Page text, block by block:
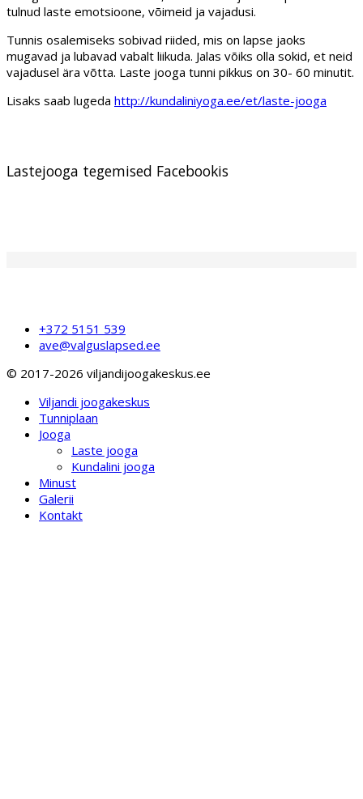
tulnud laste emotsioone, võimeid ja vajadusi.
Tunnis osalemiseks sobivad riided, mis on lapse jaoks
mugavad ja lubavad vabalt liikuda. Jalas võiks olla sokid, et neid
vajadusel ära võtta. Laste jooga tunni pikkus on 30- 60 minutit.
Lisaks saab lugeda http://kundaliniyoga.ee/et/laste-jooga
Lastejooga tegemised Facebookis
+372 5151 539
ave@valguslapsed.ee
© 2017-2026 viljandijoogakeskus.ee
Viljandi joogakeskus
Tunniplaan
Jooga
Laste jooga
Kundalini jooga
Minust
Galerii
Kontakt